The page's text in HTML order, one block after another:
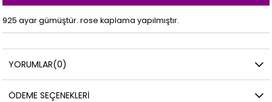
925 ayar gümüştür. rose kaplama yapılmıştır.
YORUMLAR(0)
ÖDEME SEÇENEKLERI